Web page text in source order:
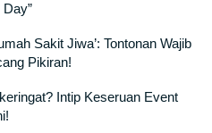
Sakit Jiwa’: Tontonan Wajib
Pikiran!
Intip Keseruan Event